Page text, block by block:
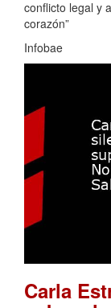
conflicto legal y
corazón”
Infobae
Carla